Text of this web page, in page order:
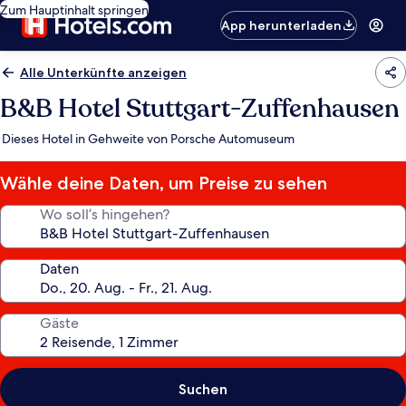
Zum Hauptinhalt springen
App herunterladen
Alle Unterkünfte anzeigen
B&B Hotel Stuttgart-Zuffenhausen
Dieses Hotel in Gehweite von Porsche Automuseum
Wähle deine Daten, um Preise zu sehen
Wo soll’s hingehen?
Daten
Gäste
Suchen